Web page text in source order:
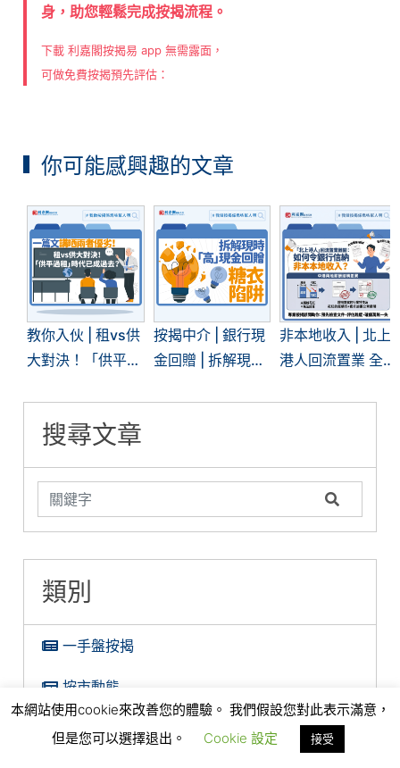
身，助您輕鬆完成按揭流程。
下載 利嘉閣按揭易 app 無需露面，
可做免費按揭預先評估：
你可能感興趣的文章
教你入伙 | 租vs供
大對決！「供平過
按揭中介 | 銀行現
金回贈 | 拆解現時
非本地收入 | 北上
港人回流置業 全
搜尋文章
類別
一手盤按揭
按市動態
按揭數據
本網站使用cookie來改善您的體驗。 我們假設您對此表示滿意，
但是您可以選擇退出。
Cookie 設定 接受